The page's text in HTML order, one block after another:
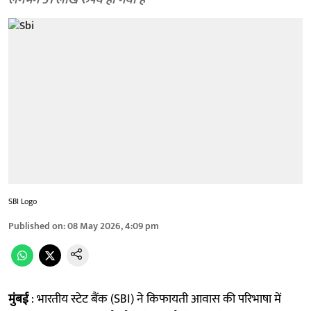
SBI Logo
Published on:08 May 2026, 4:09 pm
मुंबई: भारतीय स्टेट बैंक (SBI) ने किफायती आवास की परिभाषा में